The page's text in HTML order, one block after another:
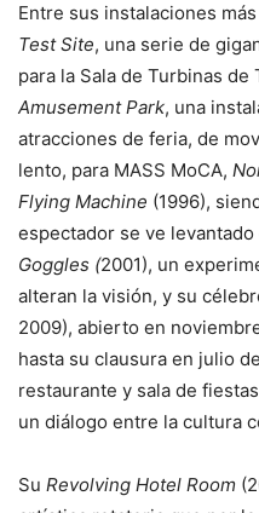
Entre sus instalaciones
Test Site, una serie de
para la Sala de Turbinas de
Amusement Park, una
atracciones de feria, de
lento, para MASS MoCA,
Flying Machine (1996),
espectador se ve levantado
Goggles (2001), un
alteran la visión, y su
2009), abierto en
hasta su clausura en julio
restaurante y sala de
un diálogo entre la cultura
Su Revolving Hotel Room